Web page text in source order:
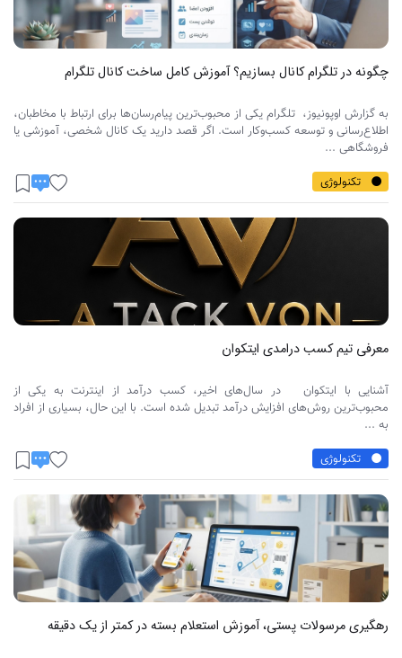
چگونه در تلگرام کانال بسازیم؟ آموزش کامل ساخت کانال تلگرام
به گزارش اوپونیوز، تلگرام یکی از محبوب‌ترین پیام‌رسان‌ها برای ارتباط با مخاطبان،
اطلاع‌رسانی و توسعه کسب‌وکار است. اگر قصد دارید یک کانال شخصی، آموزشی یا
فروشگاهی ...
تکنولوژی
معرفی تیم کسب درامدی ایتکوان
آشنایی با ایتکوان در سال‌های اخیر، کسب درآمد از اینترنت به یکی از
محبوب‌ترین روش‌های افزایش درآمد تبدیل شده است. با این حال، بسیاری از افراد
به ...
تکنولوژی
رهگیری مرسولات پستی، آموزش استعلام بسته در کمتر از یک دقیقه